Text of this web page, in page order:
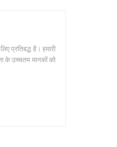
प्रतिबद्ध है। हमारी
के उच्चतम मानकों को